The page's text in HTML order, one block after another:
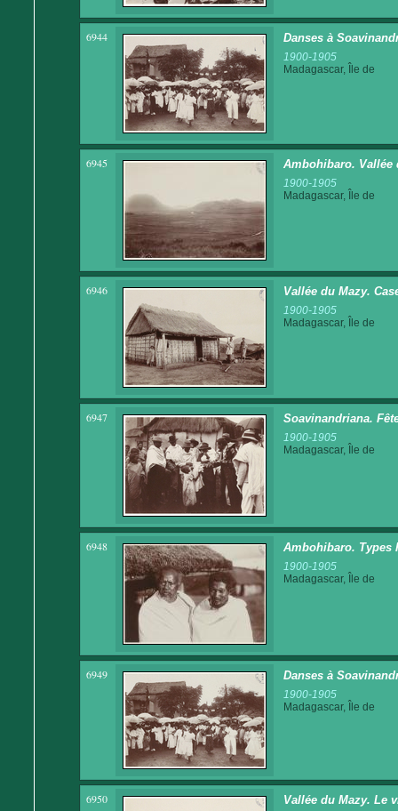
6944 Danses à
1900-1905
Madagascar, Île de
6945 Ambohibaro. Vallée
1900-1905
Madagascar, Île de
6946 Vallée du Mazy.
1900-1905
Madagascar, Île de
6947 Soavinandriana.
1900-1905
Madagascar, Île de
6948 Ambohibaro. Types
1900-1905
Madagascar, Île de
6949 Danses à
1900-1905
Madagascar, Île de
6950 Vallée du Mazy. Le